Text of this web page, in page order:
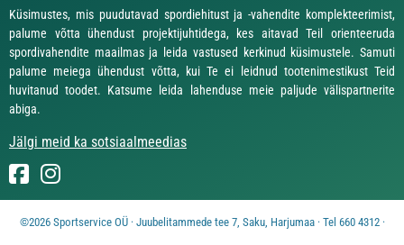
Küsimustes, mis puudutavad spordiehitust ja -vahendite komplekteerimist,
palume võtta ühendust projektijuhtidega, kes aitavad Teil orienteeruda
spordivahendite maailmas ja leida vastused kerkinud küsimustele. Samuti
palume meiega ühendust võtta, kui Te ei leidnud tootenimestikust Teid
huvitanud toodet. Katsume leida lahenduse meie paljude välispartnerite
abiga.
Jälgi meid ka sotsiaalmeedias
©2026 Sportservice OÜ · Juubelitammede tee 7, Saku, Harjumaa · Tel 660 4312 ·